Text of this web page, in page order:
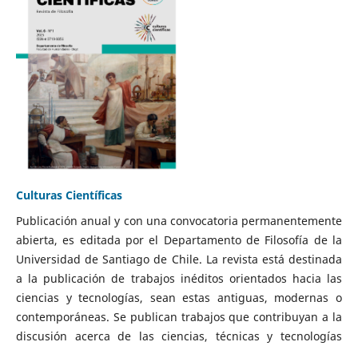
Culturas Científicas
Publicación anual y con una convocatoria permanentemente
abierta, es editada por el Departamento de Filosofía de la
Universidad de Santiago de Chile. La revista está destinada
a la publicación de trabajos inéditos orientados hacia las
ciencias y tecnologías, sean estas antiguas, modernas o
contemporáneas. Se publican trabajos que contribuyan a la
discusión acerca de las ciencias, técnicas y tecnologías